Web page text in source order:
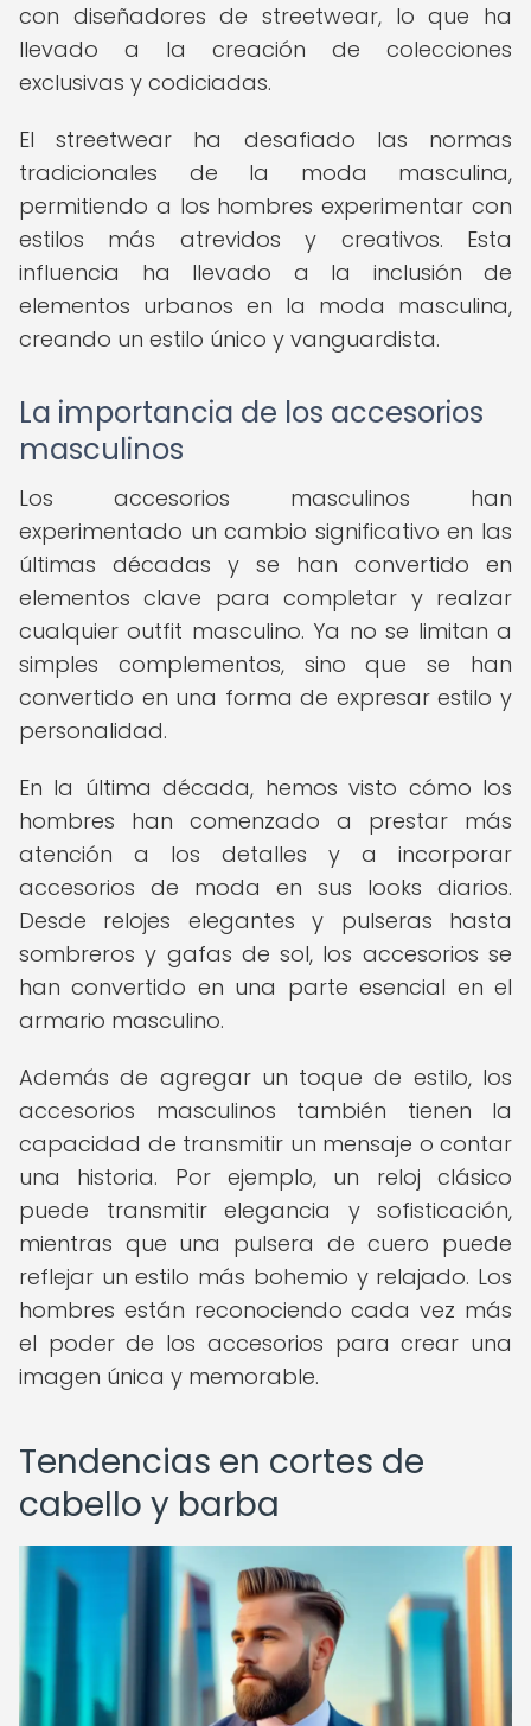
con diseñadores de streetwear, lo que ha
llevado a la creación de colecciones
exclusivas y codiciadas.
El streetwear ha desafiado las normas
tradicionales de la moda masculina,
permitiendo a los hombres experimentar con
estilos más atrevidos y creativos. Esta
influencia ha llevado a la inclusión de
elementos urbanos en la moda masculina,
creando un estilo único y vanguardista.
La importancia de los accesorios
masculinos
Los accesorios masculinos han
experimentado un cambio significativo en las
últimas décadas y se han convertido en
elementos clave para completar y realzar
cualquier outfit masculino. Ya no se limitan a
simples complementos, sino que se han
convertido en una forma de expresar estilo y
personalidad.
En la última década, hemos visto cómo los
hombres han comenzado a prestar más
atención a los detalles y a incorporar
accesorios de moda en sus looks diarios.
Desde relojes elegantes y pulseras hasta
sombreros y gafas de sol, los accesorios se
han convertido en una parte esencial en el
armario masculino.
Además de agregar un toque de estilo, los
accesorios masculinos también tienen la
capacidad de transmitir un mensaje o contar
una historia. Por ejemplo, un reloj clásico
puede transmitir elegancia y sofisticación,
mientras que una pulsera de cuero puede
reflejar un estilo más bohemio y relajado. Los
hombres están reconociendo cada vez más
el poder de los accesorios para crear una
imagen única y memorable.
Tendencias en cortes de
cabello y barba